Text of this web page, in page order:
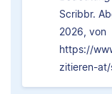
Scribbr.
2026, von
https://
zitieren-